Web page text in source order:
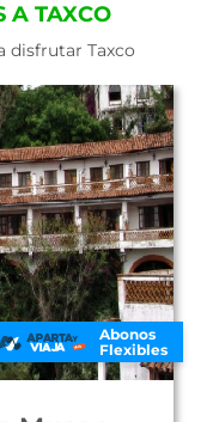
A TAXCO
disfrutar Taxco
Abonos
Flexibles